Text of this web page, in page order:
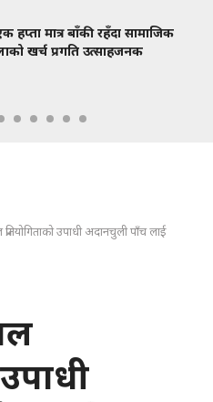
मात्र बाँकी रहँदा सामाजिक
खर्च प्रगति उत्साहजनक
उपाधी अदानचुली पाँच लाई
उपाधी